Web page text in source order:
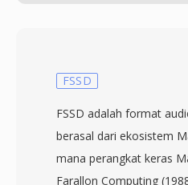
FSSD
FSSD adalah format
berasal dari ekosistem
mana perangkat keras
Farallon Computing